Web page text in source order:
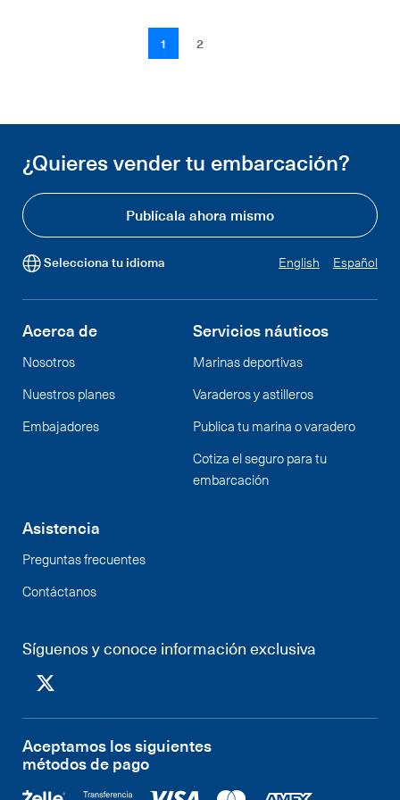
1 2
¿Quieres vender tu embarcación?
Publícala ahora mismo
Selecciona tu idioma English Español
Síguenos y conoce información exclusiva
Acerca de
Nosotros
Nuestros planes
Embajadores
Servicios náuticos
Marinas deportivas
Varaderos y astilleros
Publica tu marina o varadero
Cotiza el seguro para tu
embarcación
Asistencia
Preguntas frecuentes
Contáctanos
Aceptamos los siguientes
métodos de pago